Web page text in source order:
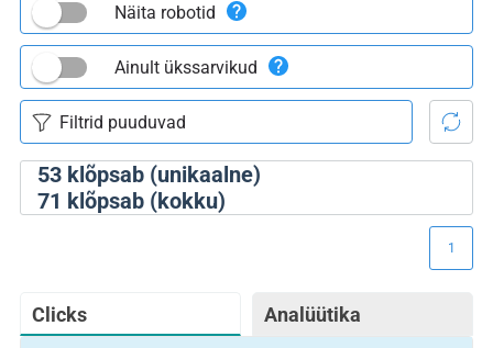
53klõpsab (unikaalne)
71 klõpsab (kokku)
Näita robotid
Ainult ükssarvikud
Clicks Analüütika
1